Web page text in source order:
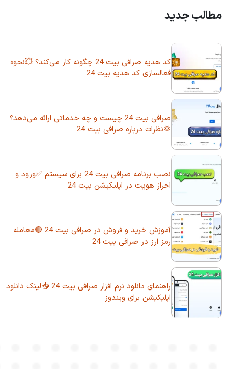
مطالب جدید
کد هدیه صرافی بیت 24 چگونه کار می‌کند؟ 💥نحوه
فعالسازی کد هدیه بیت 24
صرافی بیت 24 چیست و چه خدماتی ارائه می‌دهد؟
💢نظرات درباره صرافی بیت 24
نصب برنامه صرافی بیت 24 برای سیستم ✅ورود و
احراز هویت در اپلیکیشن بیت 24
آموزش خرید و فروش در صرافی بیت 24 🔴معامله
رمز ارز در صرافی بیت 24
راهنمای دانلود نرم افزار صرافی بیت 24 📥لینک دانلود
اپلیکیشن برای ویندوز